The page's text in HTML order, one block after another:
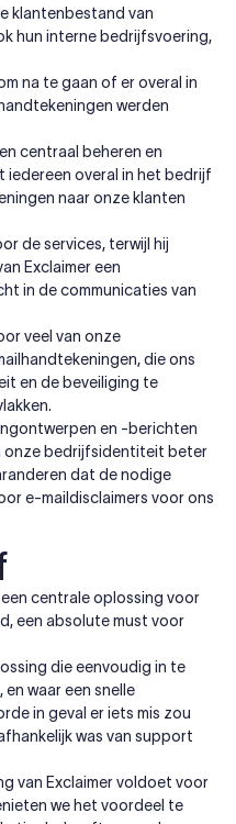
klantenbestand van
hun interne bedrijfsvoering,
na te gaan of er overal in
werden
centraal beheren en
iedereen overal in het bedrijf
naar onze klanten
de services, terwijl hij
Exclaimer een
in de communicaties van
veel van onze
die ons
en de beveiliging te
en -berichten
onze bedrijfsidentiteit beter
dat de nodige
e-maildisclaimers voor ons
centrale oplossing voor
een absolute must voor
die eenvoudig in te
waar een snelle
in geval er iets mis zou
was van support
van Exclaimer voldoet voor
we het voordeel te